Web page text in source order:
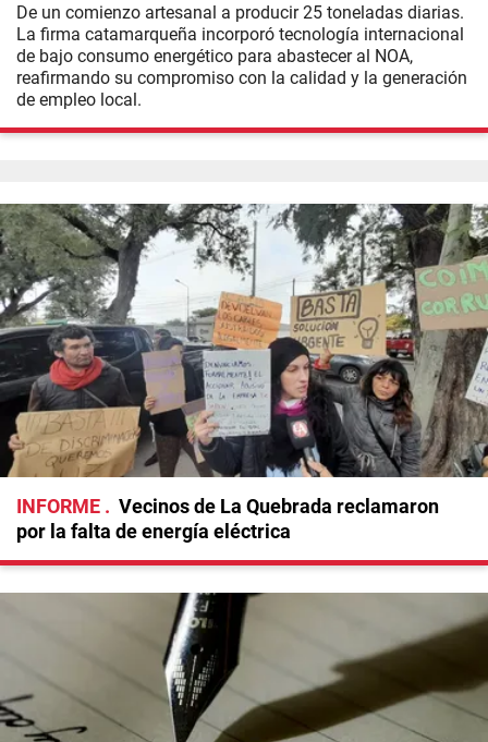
De un comienzo artesanal a producir 25 toneladas diarias.
La firma catamarqueña incorporó tecnología internacional
de bajo consumo energético para abastecer al NOA,
reafirmando su compromiso con la calidad y la generación
de empleo local.
INFORME
Vecinos de La Quebrada reclamaron
por la falta de energía eléctrica